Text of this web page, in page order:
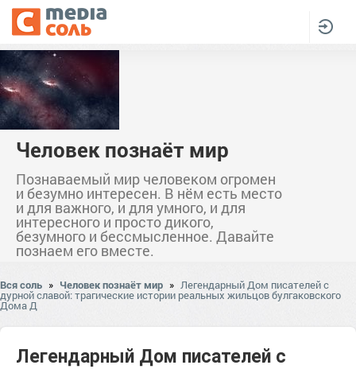
Человек познаёт мир
Познаваемый мир человеком огромен
и безумно интересен. В нём есть место
и для важного, и для умного, и для
интересного и просто дикого,
безумного и бессмысленное. Давайте
познаем его вместе.
Вся соль » Человек познаёт мир » Легендарный Дом писателей с
дурной славой: трагические истории реальных жильцов булгаковского
Дома Д
Легендарный Дом писателей с